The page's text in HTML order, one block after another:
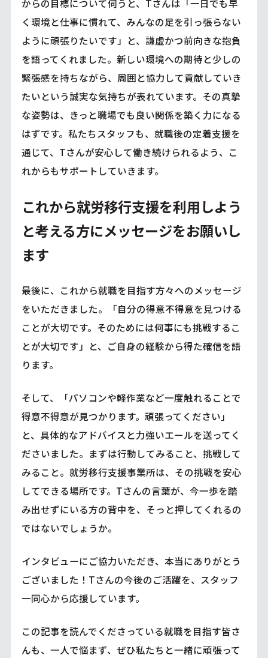
からの目標について伺うと、Tさんは「一日でも早
く環境と仕事に慣れて、みんなの足を引っ張らない
ように頑張りたいです」と、謙虚かつ前向きな抱負
を語ってくれました。新しい環境への期待と少しの
緊張感を持ちながら、周囲と協力して貢献していき
たいという誠実な気持ちが表れています。その真摯
な姿勢は、きっと職場でも良い関係を築く力になる
はずです。私たちスタッフも、就職後の定着支援を
通じて、Tさんが安心して働き続けられるよう、こ
れからもサポートしていきます。
これから就労移行支援を利用しよう
と考える方にメッセージをお願いし
ます
最後に、これから就職を目指す方々へのメッセージ
をいただきました。「自分の得意不得意を見つける
ことが大切です。そのためには何事にも挑戦するこ
とが大切です」と、ご自身の経験から得た確信を語
ります。
そして、「パソコンや軽作業など一度触れることで
得意不得意が見つかります。頑張ってください」
と、具体的なアドバイスと力強いエールを送ってく
ださいました。まずは行動してみること、挑戦して
みること。就労移行支援事業所は、その挑戦を安心
してできる場所です。Tさんの言葉が、今一歩を踏
み出せずにいる方の背中を、そっと押してくれるの
ではないでしょうか。
インタビューにご協力いただき、本当にありがとう
ございました！Tさんの今後のご活躍を、スタッフ
一同心から応援しています。
この記事を読んでくださっている就職を目指す皆さ
んも、一人で悩まず、ぜひ私たちと一緒に頑張って